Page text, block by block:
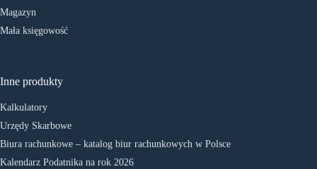
Magazyn
Mała księgowość
Inne produkty
Kalkulatory
Urzędy Skarbowe
Biura rachunkowe – katalog biur rachunkowych w Polsce
Kalendarz Podatnika na rok 2026